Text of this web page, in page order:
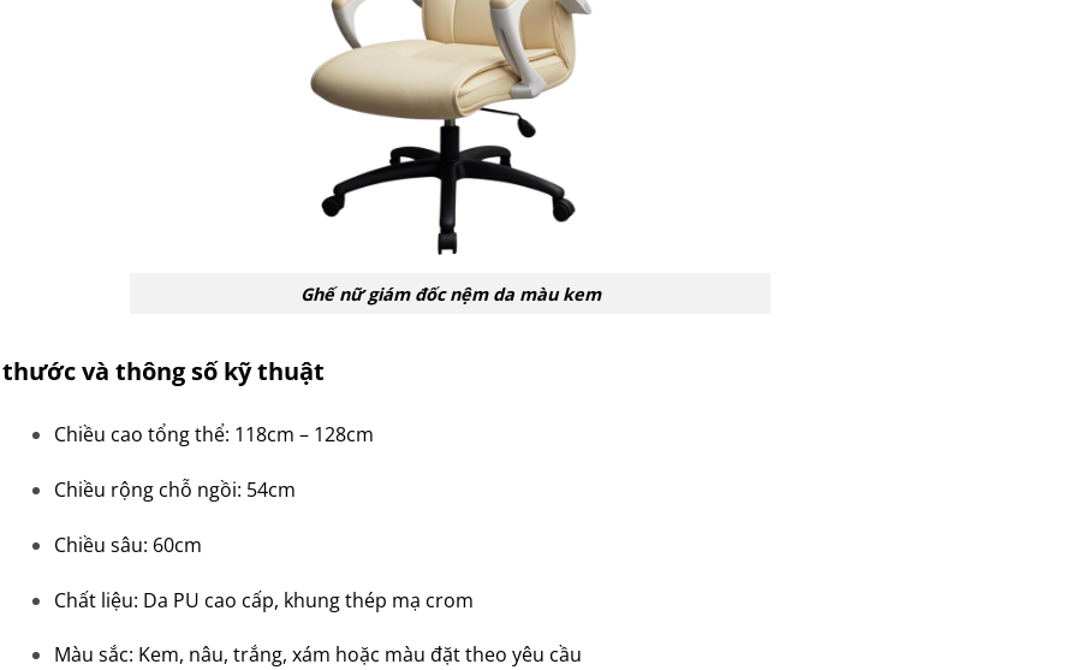
Ghế nữ giám đốc nệm da màu kem
và thông số kỹ thuật
Chiều cao tổng thể: 118cm – 128cm
Chiều rộng chỗ ngồi: 54cm
Chiều sâu: 60cm
Chất liệu: Da PU cao cấp, khung thép mạ crom
Màu sắc: Kem, nâu, trắng, xám hoặc màu đặt theo yêu cầu